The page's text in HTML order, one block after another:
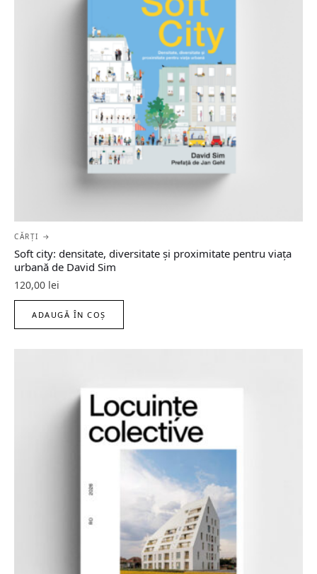
CĂRȚI →
Soft city: densitate, diversitate şi proximitate pentru viaţa
urbană de David Sim
120,00 lei
ADAUGĂ ÎN COȘ